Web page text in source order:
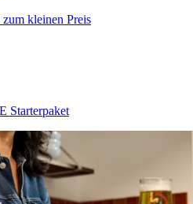
kleinen Preis
Starterpaket